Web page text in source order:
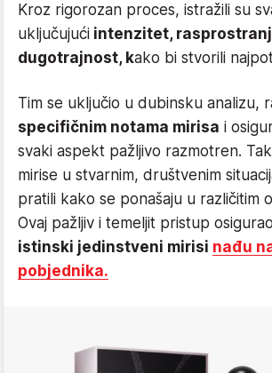
Kroz rigorozan proces, istražili su
uključujući intenzitet,
dugotrajnost, kako bi stvorili
Tim se uključio u dubinsku analizu,
specifičnim notama mirisa i
svaki aspekt pažljivo razmotren.
mirise u stvarnim, društvenim
pratili kako se ponašaju u različitim
Ovaj pažljiv i temeljit pristup
istinski jedinstveni mirisi nađu
pobjednika.